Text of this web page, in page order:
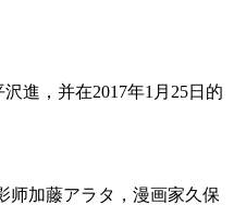
進，并在2017年1月25日的
师加藤アラタ，漫画家久保